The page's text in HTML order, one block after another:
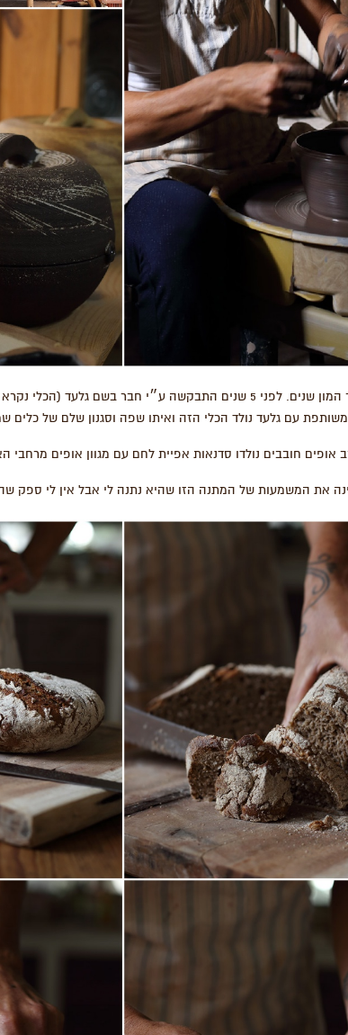
טל היא קדרית מחוננת כבר המון שנים. לפני 5 שנים התבקשה ע״י חבר
משותפת עם גלעד נולד הכלי הזה ואיתו שפה וסגנון שלם של כלים
חובבים נולדו סדנאות אפיית לחם עם מגוון אופים מרחבי
את המשמעות של המתנה הזו שהיא נתנה לי אבל אין לי ספק